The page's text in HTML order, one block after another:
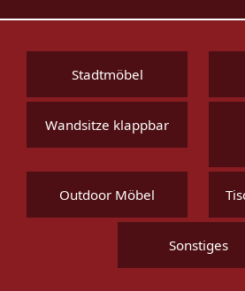
Stadtmöbel
Wandsitze klappbar
Outdoor Möbel
Sonstiges